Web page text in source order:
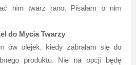
nim twarz rano. Pisałam o nim
do Mycia Twarzy
ów olejek, kiedy zabrałam się do
produktu. Nie na opcji będę